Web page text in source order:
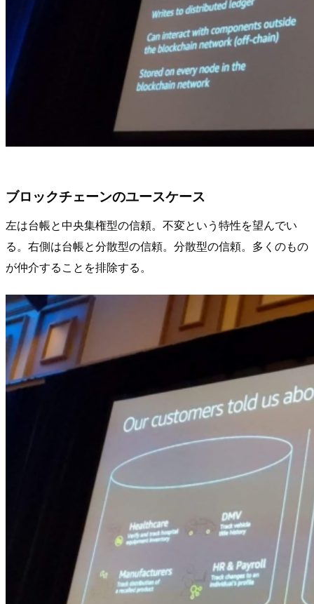
ブロックチェーンのユースケース
左は台帳と中央集権型の信頼。不変という特性を望んでい
る。右側は台帳と分散型の信頼。分散型の信頼。多くのもの
が仲介することを排除する。